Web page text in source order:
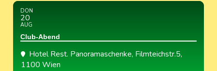
DON
20
AUG
Club-Abend
Hotel Rest. Panoramaschenke, Filmteichstr.5,
1100 Wien